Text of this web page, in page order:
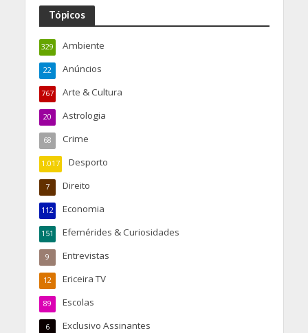
Tópicos
Ambiente
329
Anúncios
22
Arte & Cultura
767
Astrologia
20
Crime
68
Desporto
1.017
Direito
7
Economia
112
Efemérides & Curiosidades
151
Entrevistas
9
Ericeira TV
12
Escolas
89
Exclusivo Assinantes
6